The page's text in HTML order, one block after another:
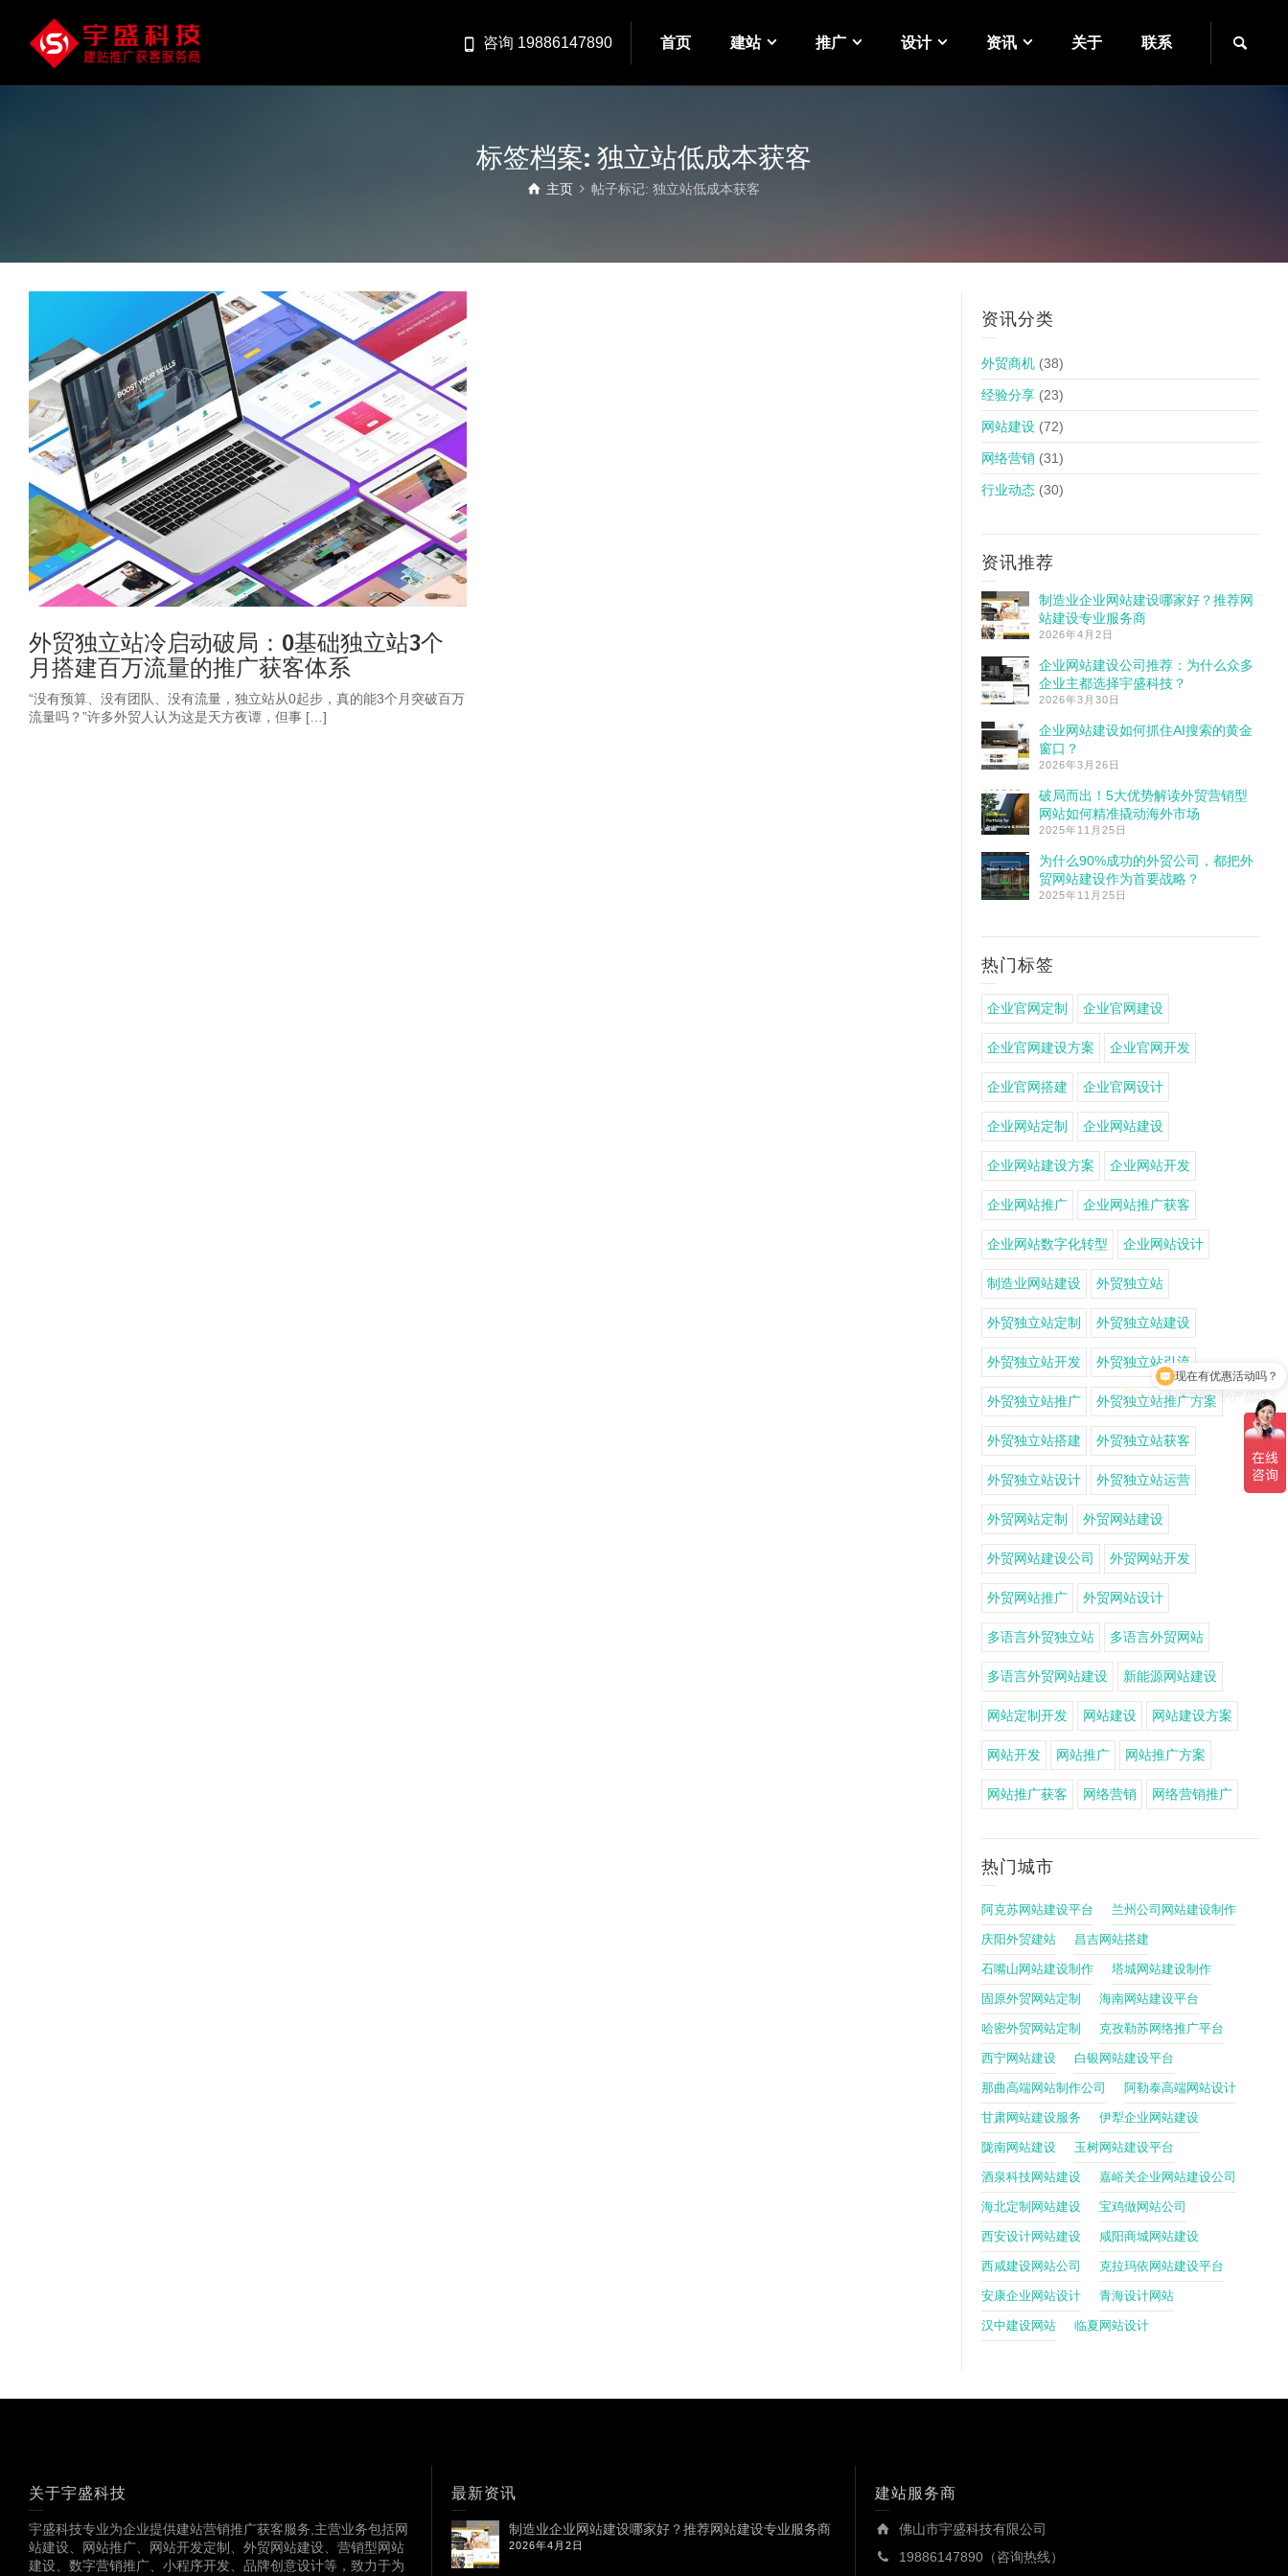
咨询 19886147890 首页 建站 推广 设计 资讯 关于 联系
标签档案: 独立站低成本获客
主页 帖子标记: 独立站低成本获客
外贸独立站冷启动破局：0基础独立站3个
月搭建百万流量的推广获客体系
“没有预算、没有团队、没有流量，独立站从0起步，真的能3个月突破百万
流量吗？”许多外贸人认为这是天方夜谭，但事 […]
资讯分类
外贸商机 (38)
经验分享 (23)
网站建设 (72)
网络营销 (31)
行业动态 (30)
资讯推荐
制造业企业网站建设哪家好？推荐网
站建设专业服务商
2026年4月2日
企业网站建设公司推荐：为什么众多
企业主都选择宇盛科技？
2026年3月30日
企业网站建设如何抓住AI搜索的黄金
窗口？
2026年3月26日
破局而出！5大优势解读外贸营销型
网站如何精准撬动海外市场
2025年11月25日
为什么90%成功的外贸公司，都把外
贸网站建设作为首要战略？
2025年11月25日
热门标签
企业官网定制 企业官网建设
企业官网建设方案 企业官网开发
企业官网搭建 企业官网设计
企业网站定制 企业网站建设
企业网站建设方案 企业网站开发
企业网站推广 企业网站推广获客
企业网站数字化转型 企业网站设计
制造业网站建设 外贸独立站
外贸独立站定制 外贸独立站建设
外贸独立站开发 外贸独立站引流
外贸独立站推广 外贸独立站推广方案
外贸独立站搭建 外贸独立站获客
外贸独立站设计 外贸独立站运营
外贸网站定制 外贸网站建设
外贸网站建设公司 外贸网站开发
外贸网站推广 外贸网站设计
多语言外贸独立站 多语言外贸网站
多语言外贸网站建设 新能源网站建设
网站定制开发 网站建设 网站建设方案
网站开发 网站推广 网站推广方案
网站推广获客 网络营销 网络营销推广
热门城市
阿克苏网站建设平台 兰州公司网站建设制作
庆阳外贸建站 昌吉网站搭建
石嘴山网站建设制作 塔城网站建设制作
固原外贸网站定制 海南网站建设平台
哈密外贸网站定制 克孜勒苏网络推广平台
西宁网站建设 白银网站建设平台
那曲高端网站制作公司 阿勒泰高端网站设计
甘肃网站建设服务 伊犁企业网站建设
陇南网站建设 玉树网站建设平台
酒泉科技网站建设 嘉峪关企业网站建设公司
海北定制网站建设 宝鸡做网站公司
西安设计网站建设 咸阳商城网站建设
西咸建设网站公司 克拉玛依网站建设平台
安康企业网站设计 青海设计网站
汉中建设网站 临夏网站设计
关于宇盛科技
宇盛科技专业为企业提供建站营销推广获客服务,主营业务包括网
站建设、网站推广、网站开发定制、外贸网站建设、营销型网站
建设、数字营销推广、小程序开发、品牌创意设计等，致力于为
最新资讯
制造业企业网站建设哪家好？推荐网站建设专业服务商
2026年4月2日
建站服务商
佛山市宇盛科技有限公司
19886147890（咨询热线）
可以介绍下你们的产品吗？